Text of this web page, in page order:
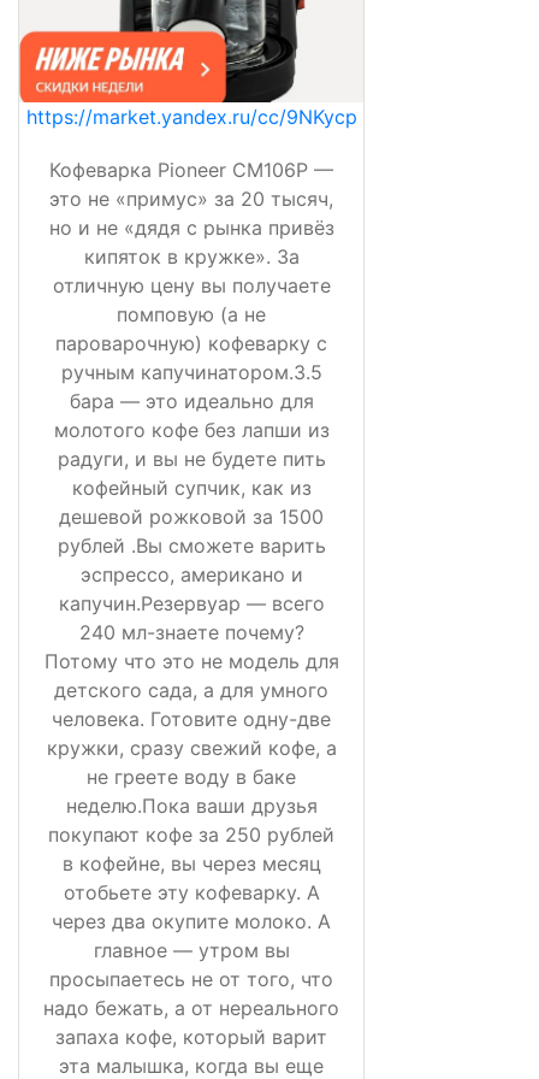
https://market.yandex.ru/cc/9NKycp
Кофеварка Pioneer CM106P —
это не «примус» за 20 тысяч,
но и не «дядя с рынка привёз
кипяток в кружке». За
отличную цену вы получаете
помповую (а не
пароварочную) кофеварку с
ручным капучинатором.3.5
бара — это идеально для
молотого кофе без лапши из
радуги, и вы не будете пить
кофейный супчик, как из
дешевой рожковой за 1500
рублей .Вы сможете варить
эспрессо, американо и
капучин.Резервуар — всего
240 мл-знаете почему?
Потому что это не модель для
детского сада, а для умного
человека. Готовите одну-две
кружки, сразу свежий кофе, а
не греете воду в баке
неделю.Пока ваши друзья
покупают кофе за 250 рублей
в кофейне, вы через месяц
отобьете эту кофеварку. А
через два окупите молоко. А
главное — утром вы
просыпаетесь не от того, что
надо бежать, а от нереального
запаха кофе, который варит
эта малышка, когда вы еще